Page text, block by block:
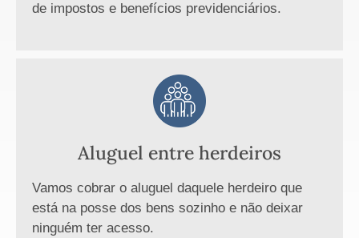
de impostos e benefícios previdenciários.
Aluguel entre herdeiros
Vamos cobrar o aluguel daquele herdeiro que
está na posse dos bens sozinho e não deixar
ninguém ter acesso.